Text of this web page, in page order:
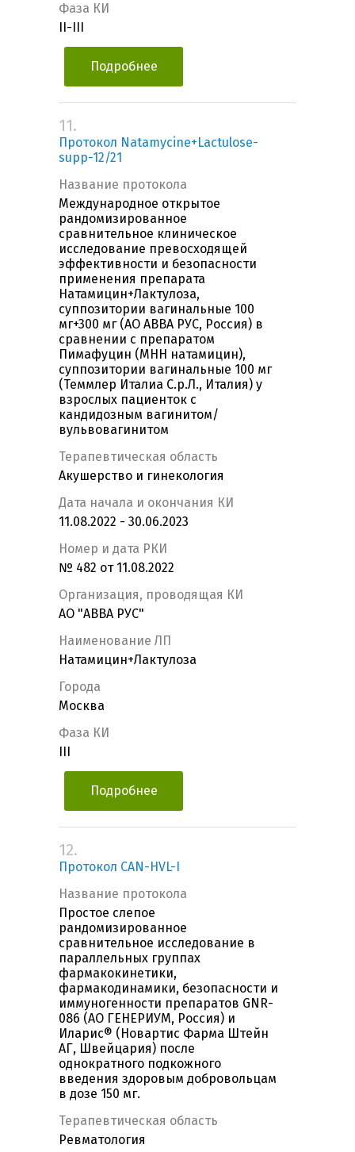
Фаза КИ
II-III
Подробнее
11.
Протокол Natamycine+Lactulose-
supp-12/21
Название протокола
Международное открытое
рандомизированное
сравнительное клиническое
исследование превосходящей
эффективности и безопасности
применения препарата
Натамицин+Лактулоза,
суппозитории вагинальные 100
мг+300 мг (АО АВВА РУС, Россия) в
сравнении с препаратом
Пимафуцин (МНН натамицин),
суппозитории вагинальные 100 мг
(Теммлер Италиа С.р.Л., Италия) у
взрослых пациенток с
кандидозным вагинитом/
вульвовагинитом
Терапевтическая область
Акушерство и гинекология
Дата начала и окончания КИ
11.08.2022 - 30.06.2023
Номер и дата РКИ
№ 482 от 11.08.2022
Организация, проводящая КИ
АО "АВВА РУС"
Наименование ЛП
Натамицин+Лактулоза
Города
Москва
Фаза КИ
Подробнее
12.
Протокол CAN-HVL-I
Название протокола
Простое слепое
рандомизированное
сравнительное исследование в
параллельных группах
фармакокинетики,
фармакодинамики, безопасности и
иммуногенности препаратов GNR-
086 (АО ГЕНЕРИУМ, Россия) и
Иларис® (Новартис Фарма Штейн
АГ, Швейцария) после
однократного подкожного
введения здоровым добровольцам
в дозе 150 мг.
Терапевтическая область
Ревматология